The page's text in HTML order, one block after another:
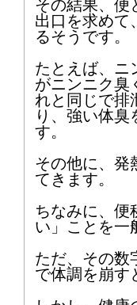
8 9
15 16
22 23
1
15 16
その結果、便
出口を求めて
るそうです。
たとえば、ニ
がニンニク臭
れと同じで排
り、強い体臭
す。
その他に、発
てきます。
ちなみに、便
い」ことを一
ただ、その数
で体調を崩す